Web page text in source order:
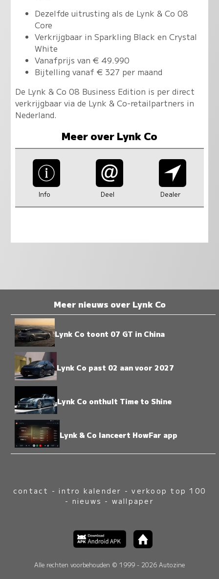
Dezelfde uitrusting als de Lynk & Co 08
Core
Verkrijgbaar in Sparkling Black en Crystal
White
Vanafprijs van € 49.990
Bijtelling vanaf € 327 per maand
De Lynk & Co 08 Business Edition is per direct
verkrijgbaar via de Lynk & Co-retailpartners in
Nederland.
Meer over Lynk Co
Info Deel Dealer
Meer nieuws over Lynk Co
Lynk Co toont 07 GT in China
Lynk Co past 02 aan voor 2027
Lynk Co onthult Time to Shine
Lynk & Co lanceert HowFar app
contact -intro kalender -verkoop top 100
- nieuws - wallpaper
Alle rechten voorbehouden © 1999 - 2026 Autozine